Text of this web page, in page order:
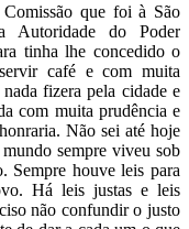
que foi à São
Autoridade do Poder
tinha lhe concedido o
café e com muita
fizera pela cidade e
com muita prudência e
Não sei até hoje
sempre viveu sob
Sempre houve leis para
Há leis justas e leis
não confundir o justo